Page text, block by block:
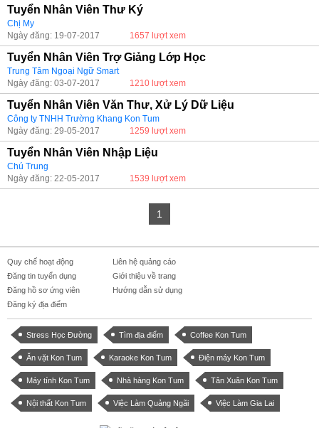
Tuyển Nhân Viên Thư Ký
Chị My
Ngày đăng: 19-07-2017
1657 lượt xem
Tuyển Nhân Viên Trợ Giảng Lớp Học
Trung Tâm Ngoại Ngữ Smart
Ngày đăng: 03-07-2017
1210 lượt xem
Tuyển Nhân Viên Văn Thư, Xử Lý Dữ Liệu
Công ty TNHH Trường Khang Kon Tum
Ngày đăng: 29-05-2017
1259 lượt xem
Tuyển Nhân Viên Nhập Liệu
Chú Trung
Ngày đăng: 22-05-2017
1539 lượt xem
1
Quy chế hoạt động
Đăng tin tuyển dụng
Đăng hồ sơ ứng viên
Đăng ký địa điểm
Liên hệ quảng cáo
Giới thiệu về trang
Hướng dẫn sử dụng
Stress Học Đường Tìm địa điểm Coffee Kon Tum
Ăn vặt Kon Tum Karaoke Kon Tum Điện máy Kon Tum
Máy tính Kon Tum Nhà hàng Kon Tum Tân Xuân Kon Tum
Nội thất Kon Tum Việc Làm Quảng Ngãi Việc Làm Gia Lai